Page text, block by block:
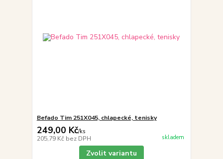
Befado Tim 251X045, chlapecké, tenisky
249,00 Kč/ks
205,79 Kč bez DPH skladem
Zvolit variantu